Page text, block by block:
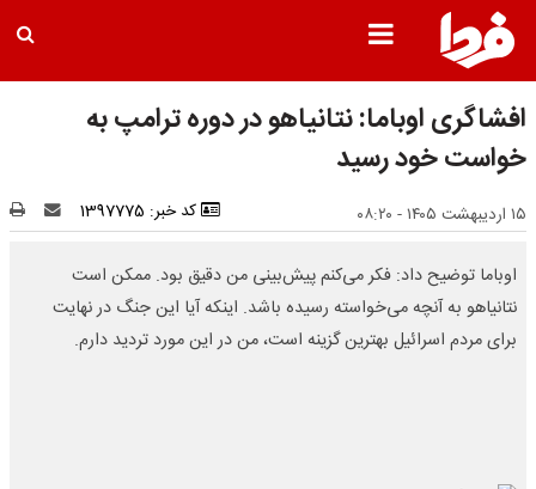
افشاگری اوباما: نتانیاهو در دوره ترامپ به
خواست خود رسید
۱۵ اردیبهشت ۱۴۰۵ - ۰۸:۲۰ کد خبر: 1397775
اوباما توضیح داد: فکر می‌کنم پیش‌بینی من دقیق بود. ممکن است
نتانیاهو به آنچه می‌خواسته رسیده باشد. اینکه آیا این جنگ در نهایت
برای مردم اسرائیل بهترین گزینه است، من در این مورد تردید دارم.